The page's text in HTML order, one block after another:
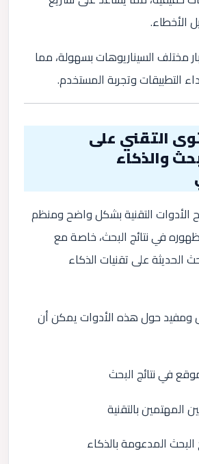
الأخطاء.
مختلف السيناريوهات بسهولة، مما
التطبيقات وتجربة المستخدم.
التقني على
والذكاء
الأدوات التقنية بشكل واضح ومنظم
في نتائج البحث، خاصة مع
الحديثة على تقنيات الذكاء
ومفيد حول هذه الأدوات يمكن أن
في نتائج البحث
المهتمين بالتقنية
البحث المدعومة بالذكاء